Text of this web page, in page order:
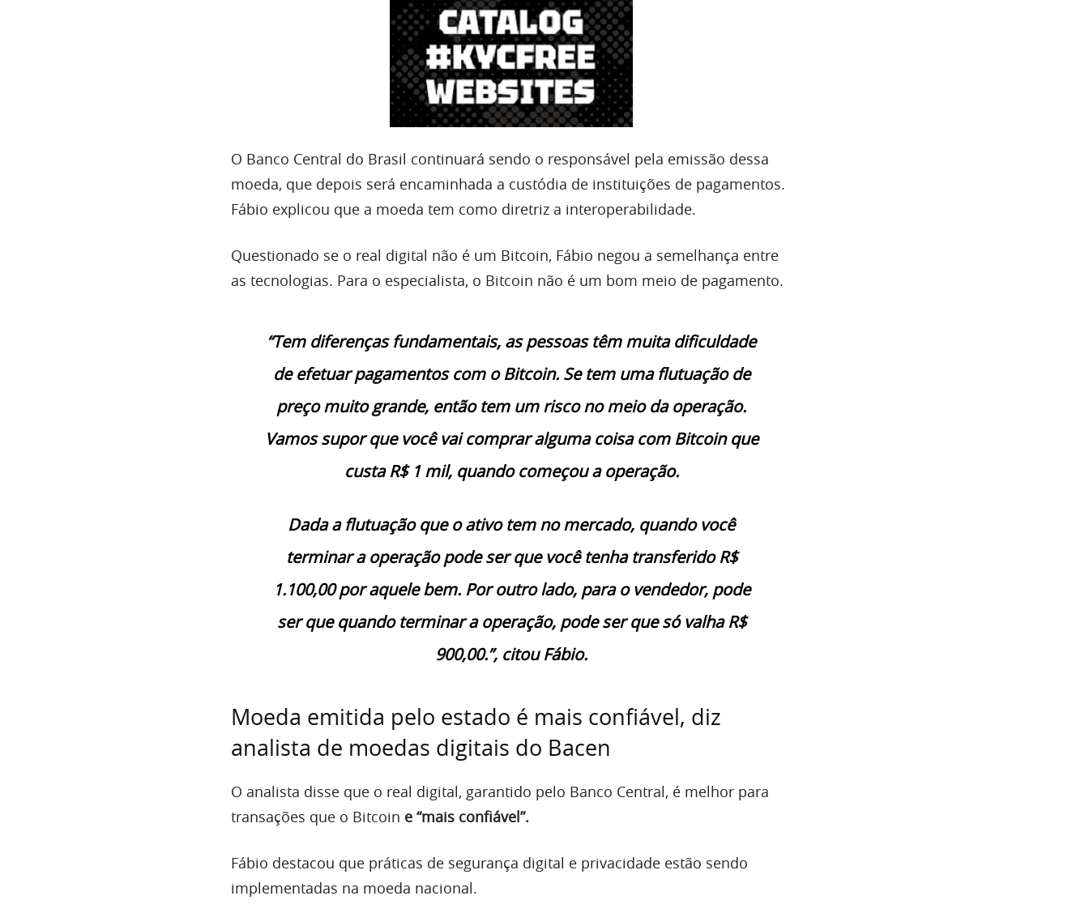
O Banco Central do Brasil continuará sendo o responsável pela emissão dessa
moeda, que depois será encaminhada a custódia de instituições de pagamentos.
Fábio explicou que a moeda tem como diretriz a interoperabilidade.
Questionado se o real digital não é um Bitcoin, Fábio negou a semelhança entre
as tecnologias. Para o especialista, o Bitcoin não é um bom meio de pagamento.
“Tem diferenças fundamentais, as pessoas têm muita dificuldade
de efetuar pagamentos com o Bitcoin. Se tem uma flutuação de
preço muito grande, então tem um risco no meio da operação.
Vamos supor que você vai comprar alguma coisa com Bitcoin que
custa R$ 1 mil, quando começou a operação.
Dada a flutuação que o ativo tem no mercado, quando você
terminar a operação pode ser que você tenha transferido R$
1.100,00 por aquele bem. Por outro lado, para o vendedor, pode
ser que quando terminar a operação, pode ser que só valha R$
900,00.”, citou Fábio.
Moeda emitida pelo estado é mais confiável, diz
analista de moedas digitais do Bacen
O analista disse que o real digital, garantido pelo Banco Central, é melhor para
transações que o Bitcoin e “mais confiável”.
Fábio destacou que práticas de segurança digital e privacidade estão sendo
implementadas na moeda nacional.